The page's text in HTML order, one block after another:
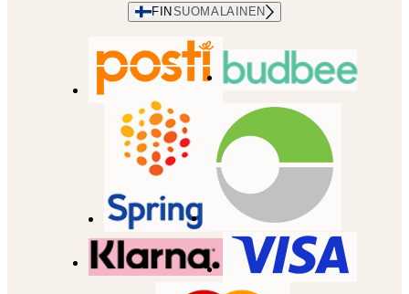
FIN SUOMALAINEN